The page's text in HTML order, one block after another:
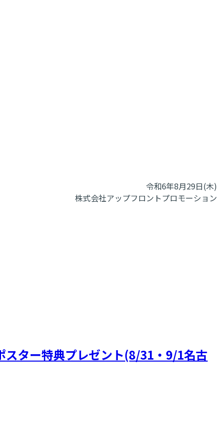
令和6年8月29日(木)
株式会社アップフロントプロモーション
スター特典プレゼント(8/31・9/1名古